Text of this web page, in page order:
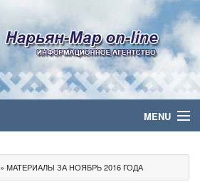
MENU
» МАТЕРИАЛЫ ЗА НОЯБРЬ 2016 ГОДА